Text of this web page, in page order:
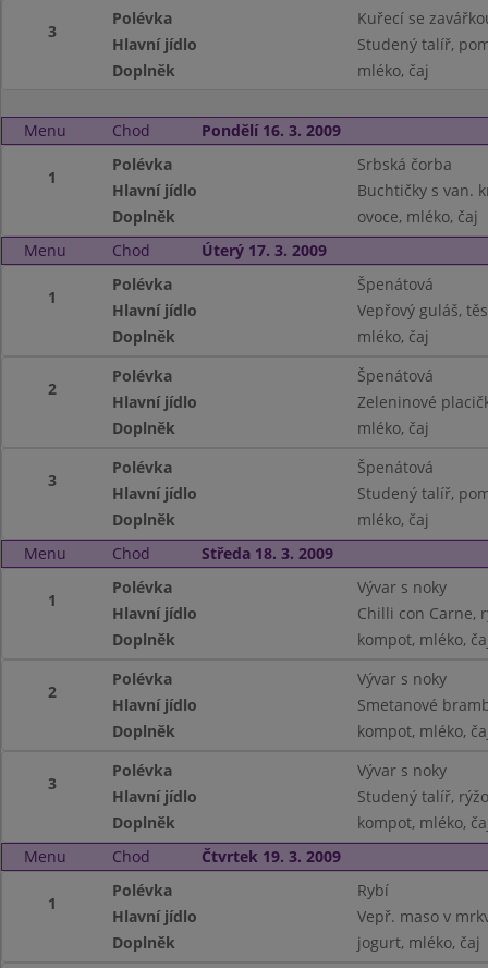
3
Polévka
Kuřecí se
Hlavní jídlo
Studený talíř,
Doplněk
mléko, čaj
Menu Chod Pondělí 16. 3. 2009
1
Polévka
Srbská čorba
Hlavní jídlo
Buchtičky s van.
Doplněk
ovoce, mléko, čaj
Menu
Chod Úterý 17. 3. 2009
1
Polévka
Špenátová
Hlavní jídlo
Vepřový guláš,
Doplněk
mléko, čaj
2
Polévka
Špenátová
Hlavní jídlo
Zeleninové
Doplněk
mléko, čaj
3
Polévka
Špenátová
Hlavní jídlo
Studený talíř,
Doplněk
mléko, čaj
Menu
Chod Středa 18. 3. 2009
1
Polévka
Vývar s noky
Hlavní jídlo
Chilli con Carne,
Doplněk
kompot, mléko,
2
Polévka
Vývar s noky
Hlavní jídlo
Smetanové
Doplněk
kompot, mléko,
3
Polévka
Vývar s noky
Hlavní jídlo
Studený talíř,
Doplněk
kompot, mléko,
Menu
Chod Čtvrtek 19. 3. 2009
1
Polévka
Rybí
Hlavní jídlo
Vepř. maso v
Doplněk
jogurt, mléko, čaj